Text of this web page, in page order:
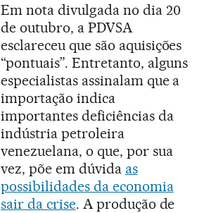
Em nota divulgada no dia 20
de outubro, a PDVSA
esclareceu que são aquisições
“pontuais”. Entretanto, alguns
especialistas assinalam que a
importação indica
importantes deficiências da
indústria petroleira
venezuelana, o que, por sua
vez, põe em dúvida as
possibilidades da economia
sair da crise. A produção de